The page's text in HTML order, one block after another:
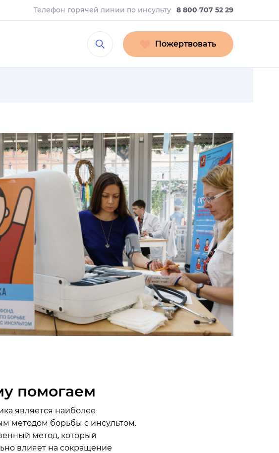
Телефон горячей линии по инсульту 8 800 707 52 29
Пожертвовать
помогаем
является наиболее
методом борьбы с инсультом.
метод, который
влияет на сокращение